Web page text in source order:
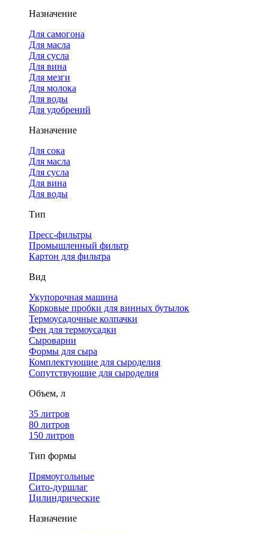
Назначение
Для самогона
Для масла
Для сусла
Для вина
Для мезги
Для молока
Для воды
Для удобрений
Назначение
Для сока
Для масла
Для сусла
Для вина
Для воды
Тип
Пресс-фильтры
Промышленный фильтр
Картон для фильтра
Вид
Укупорочная машина
Корковые пробки для винных бутылок
Термоусадочные колпачки
Фен для термоусадки
Сыроварни
Формы для сыра
Комплектующие для сыроделия
Сопутствующие для сыроделия
Объем, л
35 литров
80 литров
150 литров
Тип формы
Прямоугольные
Сито-дуршлаг
Цилиндрические
Назначение